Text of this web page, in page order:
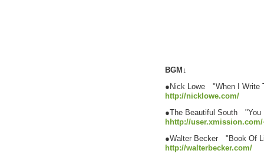
BGM↓
●Nick Lowe "When I Write
http://nicklowe.com/
●The Beautiful South "You
hhttp://
●Walter Becker "Book Of
http://walterbecker.com/